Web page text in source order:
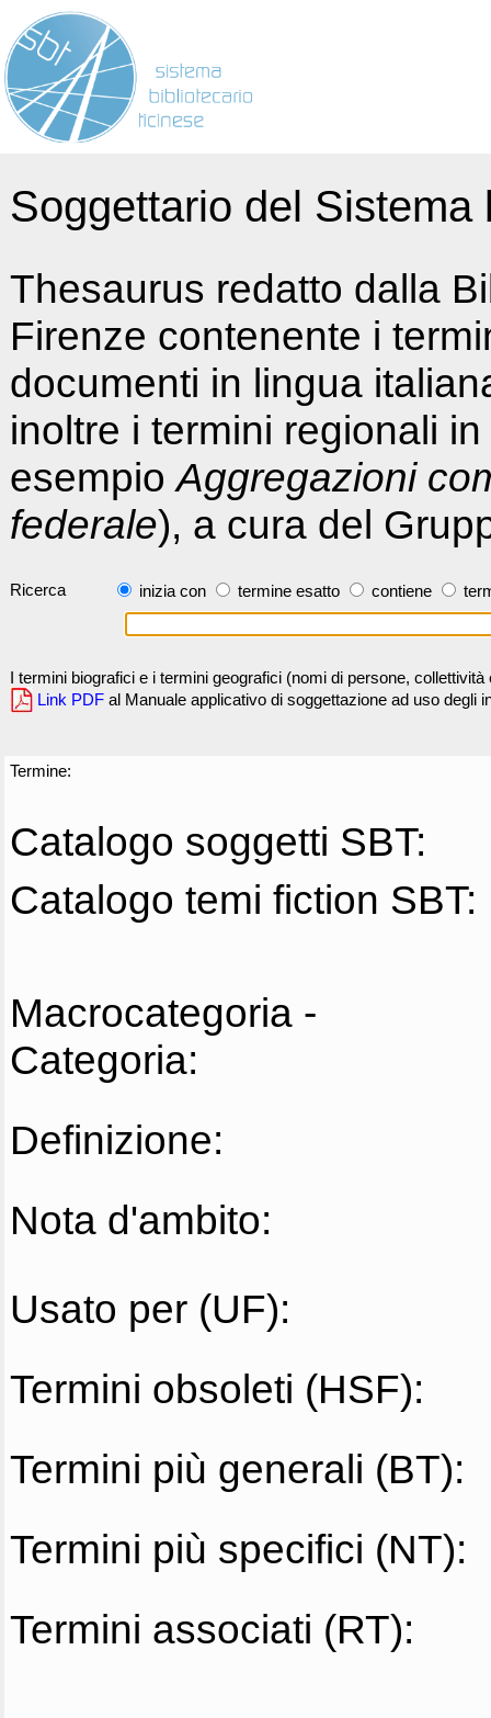
Soggettario del
Thesaurus redatto dalla
Firenze contenente i
documenti in lingua
inoltre i termini regionali
esempioAggregazioni
federale), a cura del
Ricerca inizia con termine esatto contiene
I termini biografici e i termini geografici (nomi di persone,
Link PDF al Manuale applicativo di soggettazione ad uso degli
Termine:
Catalogo soggetti SBT:
Catalogo temi fiction SBT:
Macrocategoria -
Categoria:
Definizione:
Nota d'ambito:
Usato per (UF):
Termini obsoleti (HSF):
Termini più generali (BT):
Termini più specifici (NT):
Termini associati (RT):